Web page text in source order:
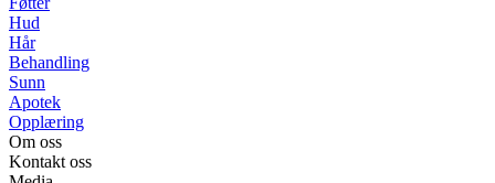
Hud
Hår
Behandling
Sunn
Apotek
Opplæring
Om oss
Kontakt oss